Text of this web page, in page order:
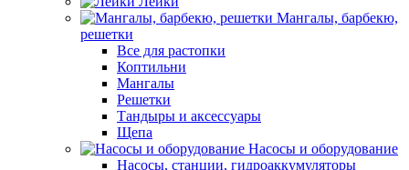
Мангалы, барбекю,
решетки
Все для растопки
Коптильни
Мангалы
Решетки
Тандыры и аксессуары
Щепа
Насосы и оборудование
Насосы, станции, гидроаккумуляторы